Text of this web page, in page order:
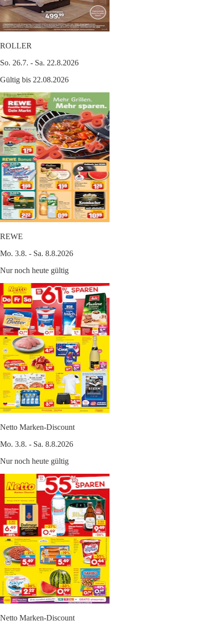
ROLLER
So. 26.7. - Sa. 22.8.2026
Gültig bis 22.08.2026
REWE
Mo. 3.8. - Sa. 8.8.2026
Nur noch heute gültig
Netto Marken-Discount
Mo. 3.8. - Sa. 8.8.2026
Nur noch heute gültig
Netto Marken-Discount